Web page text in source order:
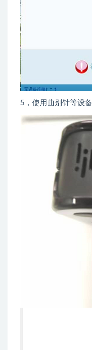
5，使用曲别针等设